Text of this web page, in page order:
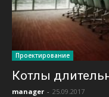
Проектирование
Котлы
manager - 25.09.2017